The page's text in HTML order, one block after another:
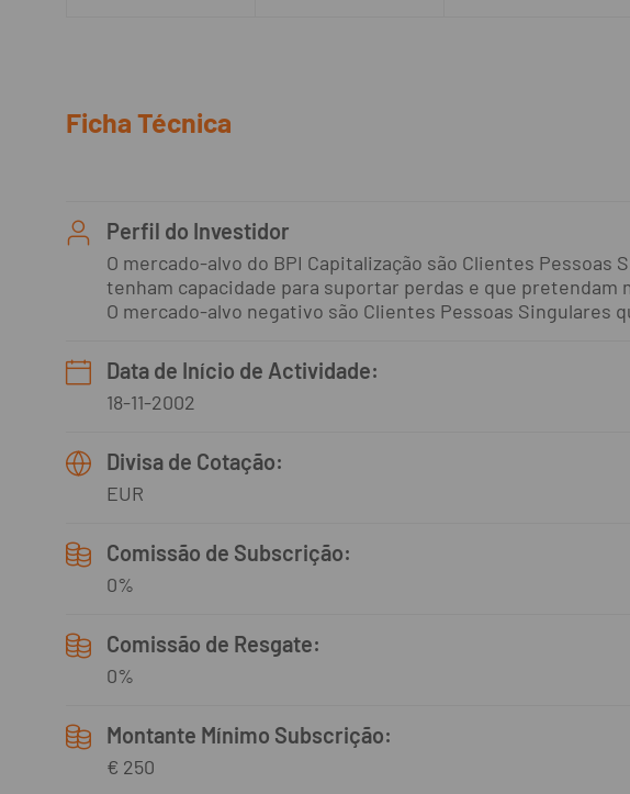
Ficha Técnica
Perfil do Investidor
O mercado-alvo do BPI Capitalização são Clientes
tenham capacidade para suportar perdas e que
O mercado-alvo negativo são Clientes Pessoas
Data de Início de Actividade:
18-11-2002
Divisa de Cotação:
EUR
Comissão de Subscrição:
0%
Comissão de Resgate:
0%
Montante Mínimo Subscrição:
€ 250